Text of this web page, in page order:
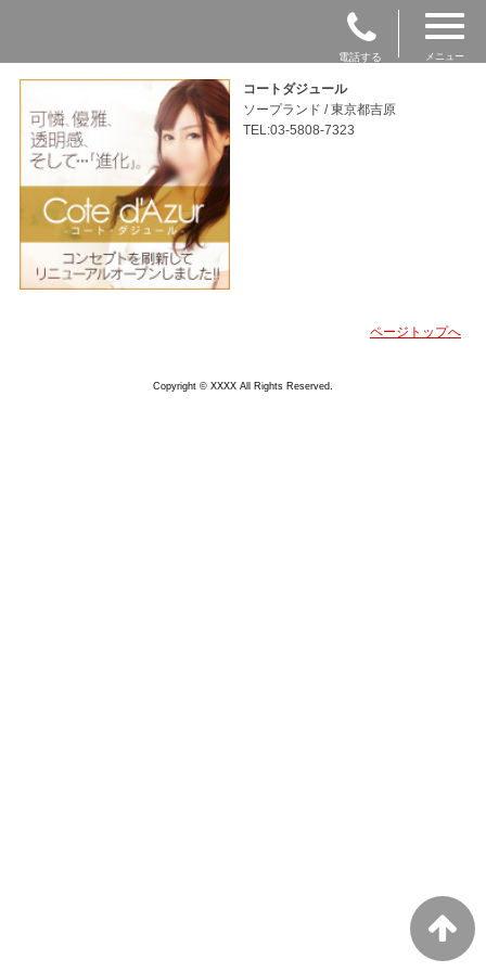
電話する メニュー
コートダジュール
ソープランド / 東京都吉原
TEL:03-5808-7323
ページトップへ
Copyright © XXXX All Rights Reserved.